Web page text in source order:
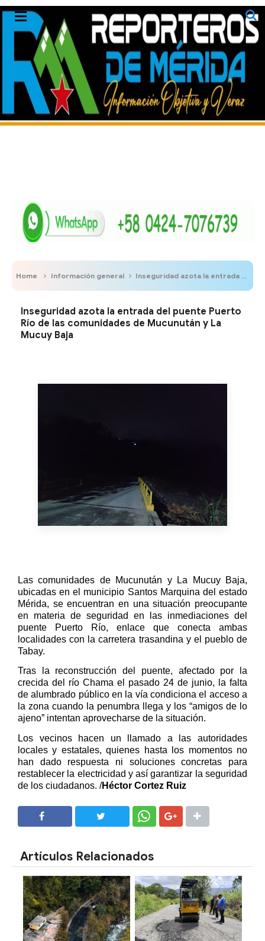
Home Información general Inseguridad azota la entrada del puente Puerto Río de las comunidades de Mucunután y La Mucuy Baja
Inseguridad azota la entrada del puente Puerto
Río de las comunidades de Mucunután y La
Mucuy Baja
Las comunidades de Mucunután y La Mucuy Baja,
ubicadas en el municipio Santos Marquina del estado
Mérida, se encuentran en una situación preocupante
en materia de seguridad en las inmediaciones del
puente Puerto Río, enlace que conecta ambas
localidades con la carretera trasandina y el pueblo de
Tabay.
Tras la reconstrucción del puente, afectado por la
crecida del río Chama el pasado 24 de junio, la falta
de alumbrado público en la vía condiciona el acceso a
la zona cuando la penumbra llega y los “amigos de lo
ajeno” intentan aprovecharse de la situación.
Los vecinos hacen un llamado a las autoridades
locales y estatales, quienes hasta los momentos no
han dado respuesta ni soluciones concretas para
restablecer la electricidad y así garantizar la seguridad
de los ciudadanos. /Héctor Cortez Ruiz
Artículos Relacionados